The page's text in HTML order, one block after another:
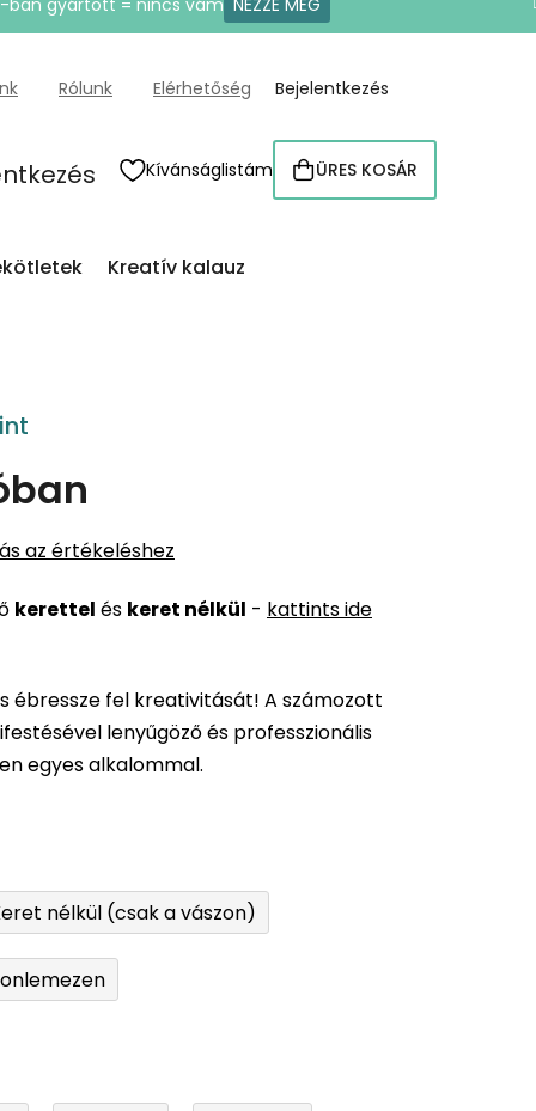
ban gyártott = nincs vám NÉZZE MEG
Rólunk Elérhetőség Bejelentkezés
Kívánságlistám KOSÁR
ÜRES KOSÁR
Kreatív kalauz
az értékeléshez
kerettel és keret nélkül - kattints ide
ébressze fel kreativitását! A számozott
lenyűgöző és professzionális
egyes alkalommal.
nélkül (csak a vászon)